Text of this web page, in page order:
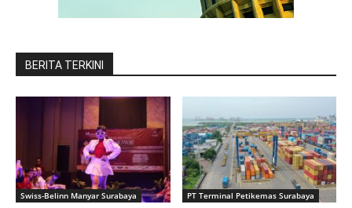
BERITA TERKINI
Swiss-Belinn Manyar Surabaya PT Terminal Petikemas Surabaya